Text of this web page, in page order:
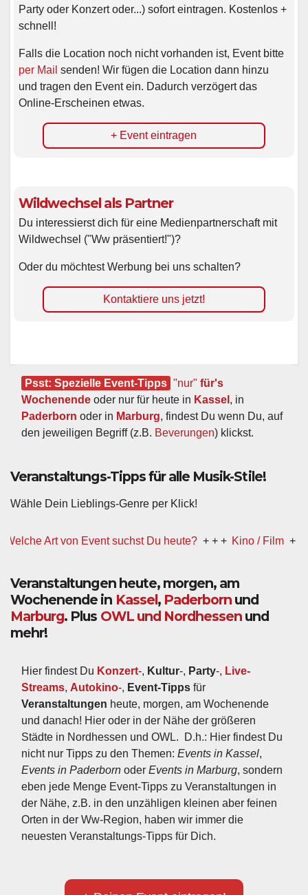
Party oder Konzert oder...) sofort eintragen. Kostenlos +
schnell!
Falls die Location noch nicht vorhanden ist, Event bitte
per Mail senden! Wir fügen die Location dann hinzu
und tragen den Event ein. Dadurch verzögert das
Online-Erscheinen etwas.
+ Event eintragen
Wildwechsel als Partner
Du interessierst dich für eine Medienpartnerschaft mit
Wildwechsel ("Ww präsentiert!")?
Oder du möchtest Werbung bei uns schalten?
Kontaktiere uns jetzt!
Psst: Spezielle Event-Tipps "nur" für's
Wochenende oder nur für heute in Kassel
Paderborn oder in Marburg, findest Du wenn Du, auf
den jeweiligen Begriff (z.B. Beverungen) klickst.
Veranstaltungs-Tipps für alle Musik-Stile!
Wähle Dein Lieblings-Genre per Klick!
Art von Event suchst Du heute? + + + Kino / Film + + +
Veranstaltungen heute, morgen, am
Wochenende in Kassel, Paderborn und
Marburg. Plus OWL und Nordhessen und
mehr!
Hier findest Du Konzert-, Kultur-, Party-, Live-
Streams, Autokino-, Event-Tipps
Veranstaltungen heute, morgen, am Wochenende
und danach! Hier oder in der Nähe der größeren
Städte in Nordhessen und OWL.  D.h.: Hier findest Du
nicht nur Tipps zu den Themen: Events in Kassel
Events in Paderborn oder Events in Marburg, sondern
eben jede Menge Event-Tipps zu Veranstaltungen in
der Nähe, z.B. in den unzähligen kleinen aber feinen
Orten in der Ww-Region, haben wir immer die
neuesten Veranstaltungs-Tipps für Dich.